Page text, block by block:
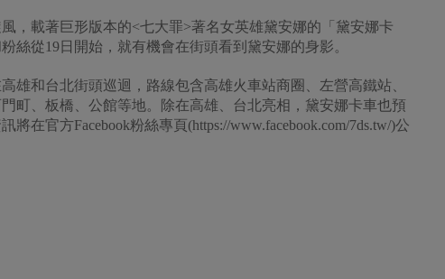
載著巨形版本的<七大罪>著名女英雄黛安娜的「黛安娜卡
絲從19日開始，就有機會在街頭看到黛安娜的身影。
和台北街頭巡迴，路線包含高雄火車站商圈、左營高鐵站、
町、板橋、公館等地。除在高雄、台北亮相，黛安娜卡車也預
在官方Facebook粉絲專頁(https://www.facebook.com/7ds.tw/)公